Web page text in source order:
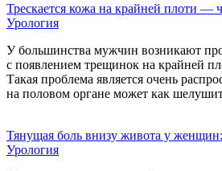
Трескается кожа на крайней плоти —
Урология
У большинства мужчин возникают
с появлением трещинок на крайней
Такая проблема является очень
на половом органе может как
Тянущая боль внизу живота у
Урология